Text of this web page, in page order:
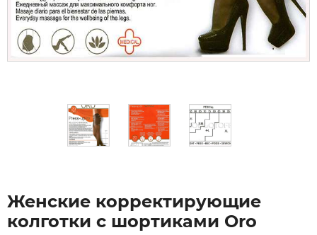
Женские корректирующие
колготки с шортиками Oro